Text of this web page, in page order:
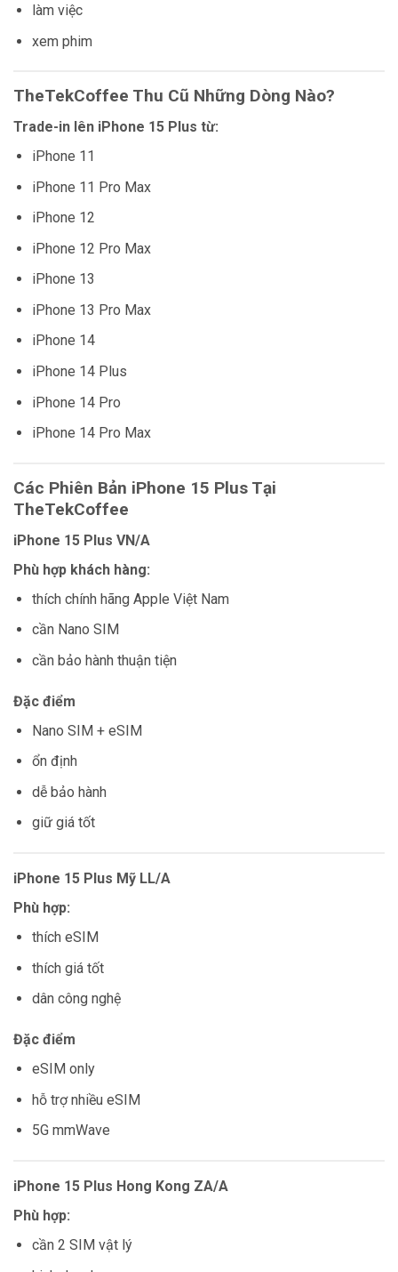
làm việc
xem phim
TheTekCoffee Thu Cũ Những Dòng Nào?
Trade-in lên iPhone 15 Plus từ:
iPhone 11
iPhone 11 Pro Max
iPhone 12
iPhone 12 Pro Max
iPhone 13
iPhone 13 Pro Max
iPhone 14
iPhone 14 Plus
iPhone 14 Pro
iPhone 14 Pro Max
Các Phiên Bản iPhone 15 Plus Tại
TheTekCoffee
iPhone 15 Plus VN/A
Phù hợp khách hàng:
thích chính hãng Apple Việt Nam
cần Nano SIM
cần bảo hành thuận tiện
Đặc điểm
Nano SIM + eSIM
ổn định
dễ bảo hành
giữ giá tốt
iPhone 15 Plus Mỹ LL/A
Phù hợp:
thích eSIM
thích giá tốt
dân công nghệ
Đặc điểm
eSIM only
hỗ trợ nhiều eSIM
5G mmWave
iPhone 15 Plus Hong Kong ZA/A
Phù hợp:
cần 2 SIM vật lý